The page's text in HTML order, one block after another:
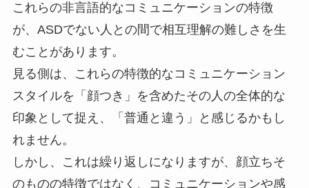
これらの非言語的なコミュニケーションの特徴
が、ASDでない人との間で相互理解の難しさを生
むことがあります。
見る側は、これらの特徴的なコミュニケーション
スタイルを「顔つき」を含めたその人の全体的な
印象として捉え、「普通と違う」と感じるかもし
れません。
しかし、これは繰り返しになりますが、顔立ちそ
のものの特徴ではなく、コミュニケーションや感